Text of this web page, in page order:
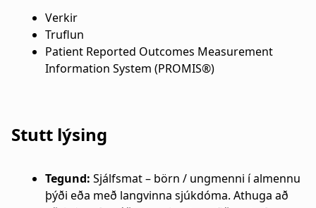
l
Verkir
Truflun
Patient Reported Outcomes Measurement
Information System (PROMIS®)
Stutt lýsing
Tegund: Sjálfsmat – börn / ungmenni í almennu
þýði eða með langvinna sjúkdóma. Athuga að